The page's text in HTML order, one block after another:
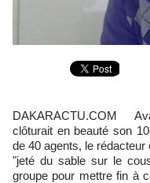
DAKARACTU.COM Avant-hier, alors que Futurs Médias
clôturait en beauté son
de 40 agents, le
"jeté du sable sur le
groupe pour mettre fin à